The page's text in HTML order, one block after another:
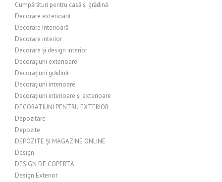
Cumpărături pentru casă și grădină
Decorare exterioară
Decorare Interioară
Decorare interior
Decorare și design interior
Decorațiuni exterioare
Decorațiuni grădină
Decorațiuni interioare
Decorațiuni interioare și exterioare
DECORATIUNI PENTRU EXTERIOR
Depozitare
Depozite
DEPOZITE ȘI MAGAZINE ONLINE
Design
DESIGN DE COPERTĂ
Design Exterior